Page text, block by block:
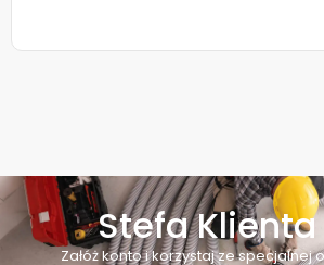
Stefa Klienta
Załóż konto i korzystaj ze specjalnej